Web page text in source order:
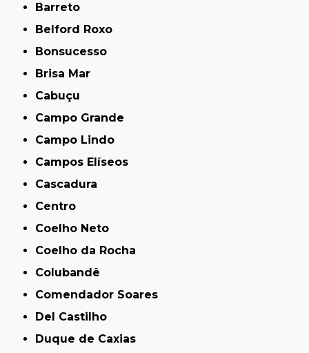
Barreto
Belford Roxo
Bonsucesso
Brisa Mar
Cabuçu
Campo Grande
Campo Lindo
Campos Elíseos
Cascadura
Centro
Coelho Neto
Coelho da Rocha
Colubandê
Comendador Soares
Del Castilho
Duque de Caxias